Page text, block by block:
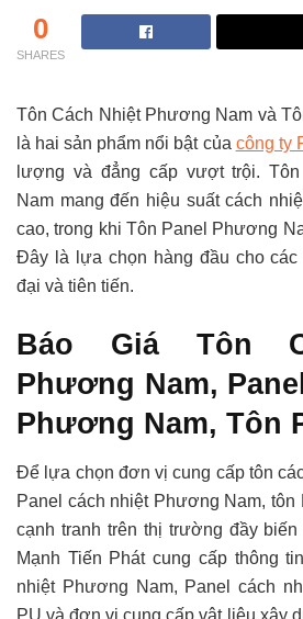
0
SHARES
Tôn Cách Nhiệt Phương Nam và
là hai sản phẩm nổi bật của công ty
lượng và đẳng cấp vượt trội.
Nam mang đến hiệu suất cách
cao, trong khi Tôn Panel Phương
Đây là lựa chọn hàng đầu cho
đại và tiên tiến.
Báo Giá Tôn
Phương Nam,
Phương Nam, Tôn
Để lựa chọn đơn vị cung cấp tôn
Panel cách nhiệt Phương Nam, tôn
cạnh tranh trên thị trường đầy
Mạnh Tiến Phát cung cấp thông
nhiệt Phương Nam, Panel cách
PU và đơn vị cung cấp vật liệu xây